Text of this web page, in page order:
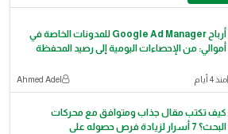
أرباح Google Ad Manager للمدونات الخاصة في
أموالي: من الإحصاءات اليومية إلى رصيد المحفظة
منذ 4 أيام Ahmed Adel
كيف تكتب مقال جذاب ومتوافق مع محركات
البحث؟ 7 أسرار لزيادة فرص حصوله على